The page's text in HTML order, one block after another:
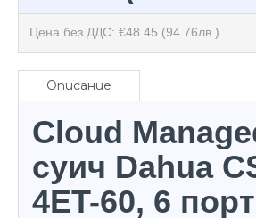
Цена без ДДС: €48.45 (94.76лв.)
Описание
Cloud
суич Dahua
4ET-60, 6